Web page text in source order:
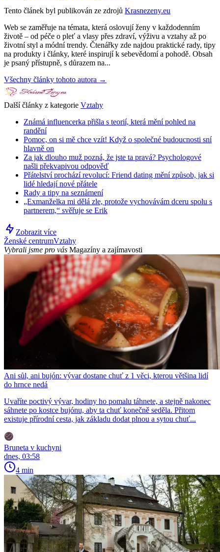
Tento článek byl publikován ze zdrojů Krasnezeny.eu
Web se zaměřuje na témata, která oslovují ženy v každodenním
životě – od péče o pleť a vlasy přes zdraví, výživu a vztahy až po
životní styl a módní trendy. Čtenářky zde najdou praktické rady, tipy
na produkty i články, které inspirují k sebevědomí a pohodě. Obsah
je psaný přístupně, s důrazem na...
Všechny články tohoto autora →
Další články z kategorie Vztahy
Známá influencerka přišla s teorií, která mění pohled na
randění
Pomoc, on si mě chce vzít! Když o společné budoucnosti sní
hlavně on
Za jak dlouho muž pozná, že jste ta pravá? Psychologové
našli překvapivou odpověď
Přátelství prochází revolucí: Friend dating mění způsob, jak si
lidé hledají nové přátele
Rady a tipy na seznámení
„Exmanželka mi dělá zle, protože vychovávám dceru spolu s
partnerem,“ svěřuje se Erik
Zobrazit více
Ženské centrumVztahy
Vybrali jsme pro vás Magazíny a zajímavosti
Ani sůl, ani bujón: vývar dostane chuť z 1 věci, kterou většina lidí
do hrnce nedá
Uvaříte poctivý vývar, hodiny ho pomalu táhnete, a stejně nakonec
sáhnete po kostce bujónu, aby ta chuť konečně seděla. Přitom
existuje přírodní cesta, jak základu dodat plnou a sytou chuť...
Bruneta v kuchyni
dnes, 03:58
4 min